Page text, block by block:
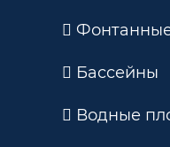
Бассейны
Водные